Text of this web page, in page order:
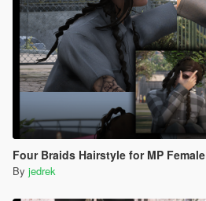
Four Braids Hairstyle for MP Female
By jedrek